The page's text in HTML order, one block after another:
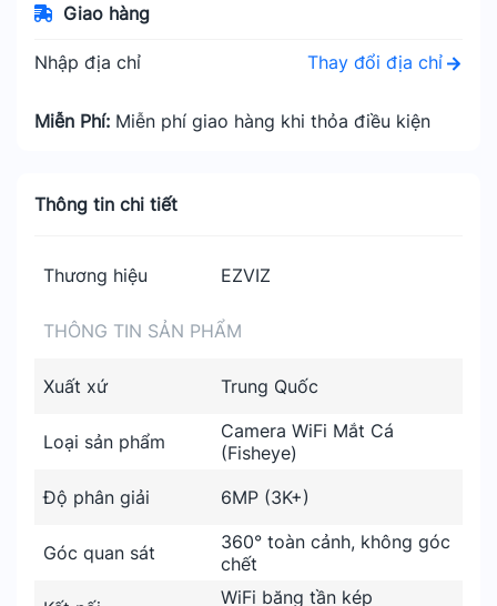
Giao hàng
Nhập địa chỉ Thay đổi địa chỉ
Miễn Phí: Miễn phí giao hàng khi thỏa điều kiện
Thông tin chi tiết
Thương hiệu EZVIZ
THÔNG TIN SẢN PHẨM
Xuất xứ Trung Quốc
Loại sản phẩm
Camera WiFi Mắt Cá
(Fisheye)
Độ phân giải
6MP (3K+)
Góc quan sát
360° toàn cảnh, không góc
chết
WiFi băng tần kép